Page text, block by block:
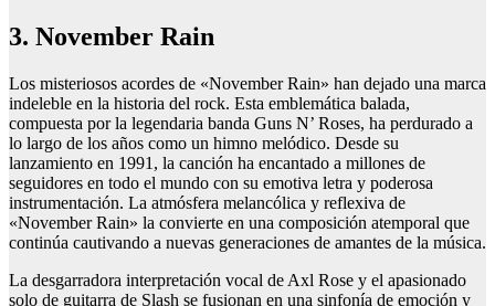
3. November Rain
Los misteriosos acordes de «November Rain» han dejado una marca
indeleble en la historia del rock. Esta emblemática balada,
compuesta por la legendaria banda Guns N’ Roses, ha perdurado a
lo largo de los años como un himno melódico. Desde su
lanzamiento en 1991, la canción ha encantado a millones de
seguidores en todo el mundo con su emotiva letra y poderosa
instrumentación. La atmósfera melancólica y reflexiva de
«November Rain» la convierte en una composición atemporal que
continúa cautivando a nuevas generaciones de amantes de la música.
La desgarradora interpretación vocal de Axl Rose y el apasionado
solo de guitarra de Slash se fusionan en una sinfonía de emoción y